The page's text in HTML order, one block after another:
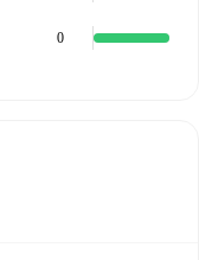
0